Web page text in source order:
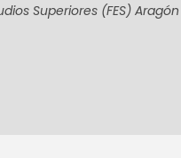
Superiores (FES) Aragón